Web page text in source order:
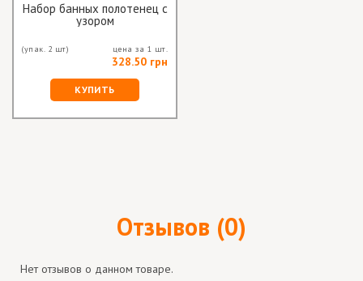
Набор банных полотенец с
узором
(упак. 2 шт) цена за 1 шт.
328.50 грн
КУПИТЬ
Отзывов (0)
Нет отзывов о данном товаре.